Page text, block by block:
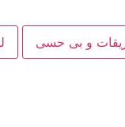
و بی حسی